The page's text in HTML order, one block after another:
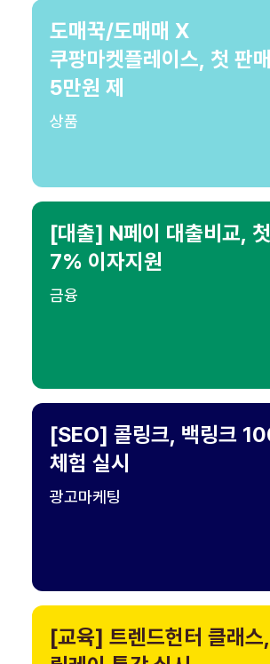
도매꾹/도매매 X
쿠팡마켓플레이스, 첫 판
5만원 제
상품
[대출] N페이 대출비교,
7% 이자지원
금융
[SEO] 콜링크, 백링크
체험 실시
광고마케팅
[교육] 트렌드헌터 클래